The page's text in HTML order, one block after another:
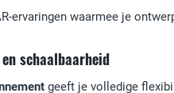
ervaringen waarmee je
schaalbaarheid
geeft je volledige